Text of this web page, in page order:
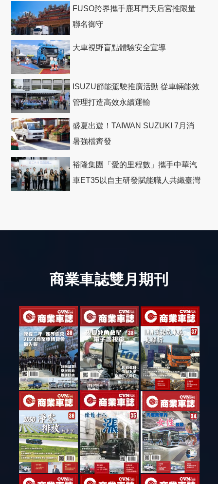
FUSO跨界攜手鹿耳門天后宮推限量
聯名御守
大車視野盲點體驗安全宣導
ISUZU節能駕駛推廣活動 從車輛能效
管理打造高效永續運輸
盛夏出遊！TAIWAN SUZUKI 7月消
暑強檔齊發
裕隆集團「愛的里程數」攜手中華汽
車ET35以自主研發賦能職人共織臺灣
商業車誌雙月期刊